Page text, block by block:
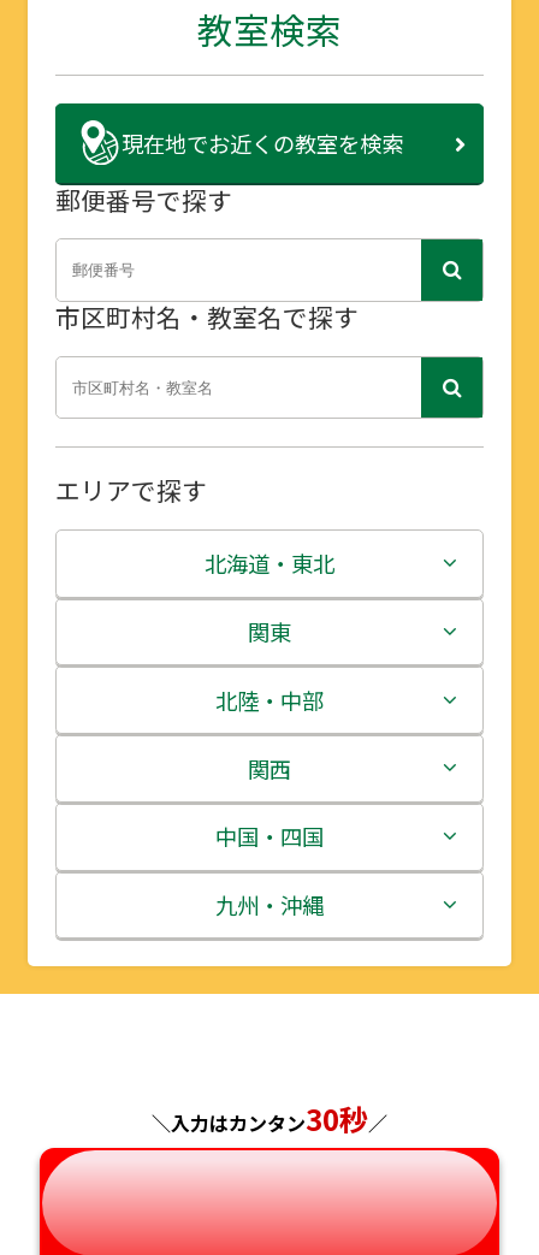
教室検索
現在地でお近くの教室を検索
郵便番号で探す
市区町村名・教室名で探す
エリアで探す
北海道・東北
北海道
青森県
岩手県
宮城県
秋田県
山形県
関東
茨城県
栃木県
群馬県
埼玉県
千葉県
北陸・中部
新潟県
富山県
石川県
福井県
静岡県
関西
三重県
滋賀県
京都府
奈良県
和歌山県
中国・四国
鳥取県
島根県
山口県
徳島県
九州・沖縄
福岡県
熊本県
大分県
＼入力はカンタン30秒／